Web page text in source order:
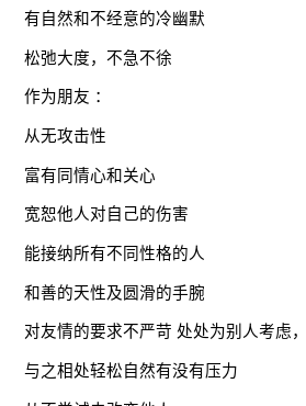
有自然和不经意的冷幽默
松弛大度，不急不徐
作为朋友 ：
从无攻击性
富有同情心和关心
宽恕他人对自己的伤害
能接纳所有不同性格的人
和善的天性及圆滑的手腕
对友情的要求不严苛 处处为别人考虑
与之相处轻松自然有没有压力